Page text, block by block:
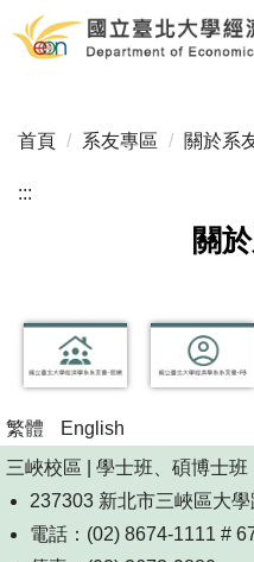
跳
到
內
區
首頁 系友專區 關於系
:::
關
繁體
English
三峽校區 | 學士班、碩博士班
237303 新北市三峽區大
電話：(02) 8674-1111 #